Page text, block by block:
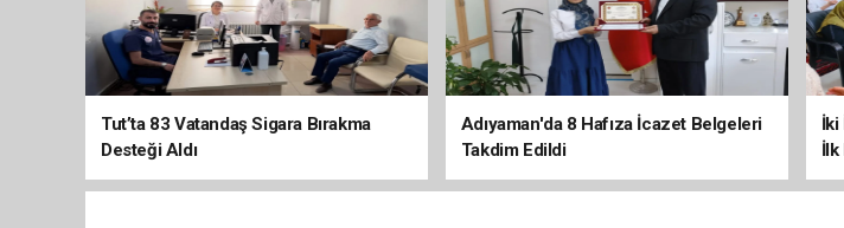
Tut’ta 83 Vatandaş Sigara Bırakma
Desteği Aldı
Adıyaman'da 8 Hafıza İcazet Belgeleri
Takdim Edildi
İki
İlk